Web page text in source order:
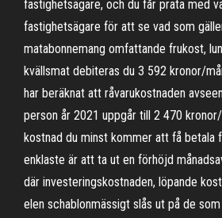
fastighetsägare, och du får prata med
fastighetsägare för att se vad som
matabonnemang omfattande frukost,
kvällsmat debiteras du 3 592 kronor/
har beräknat att råvarukostnaden
person år 2021 uppgår till 2 470
kostnad du minst kommer att få betala
enklaste är att ta ut en förhöjd
där investeringskostnaden, löpande
elen schablonmässigt slås ut på de som